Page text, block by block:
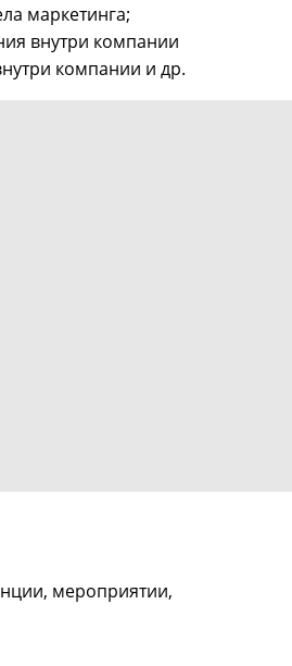
маркетинга;
внутри компании
компании и др.
мероприятии,